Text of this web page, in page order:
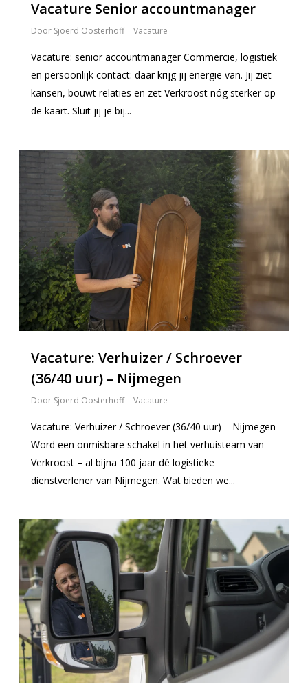
Nieuws
Over ons
Contact
Meer info
Algemeen
Opslag
Handyman
Internationaal
Offerte aanvragen
Verhuizen
Opslag
Logistiek
Vastgoedservices
ICT
Archief
Archief services
Opslag
Vernietiging
Opslag
Container
Meubel
Pallet
Vacature Senior accountmanager
Sjoerd Oosterhoff Vacature
Vacature: senior accountmanager Commercie, logistiek
en persoonlijk contact: daar krijg jij energie van. Jij ziet
kansen, bouwt relaties en zet Verkroost nóg sterker op
de kaart. Sluit jij je bij...
Vacature: Verhuizer / Schroever
(36/40 uur) – Nijmegen
Sjoerd Oosterhoff Vacature
Vacature: Verhuizer / Schroever (36/40 uur) – Nijmegen
Word een onmisbare schakel in het verhuisteam van
Verkroost – al bijna 100 jaar dé logistieke
dienstverlener van Nijmegen. Wat bieden we...
0
0